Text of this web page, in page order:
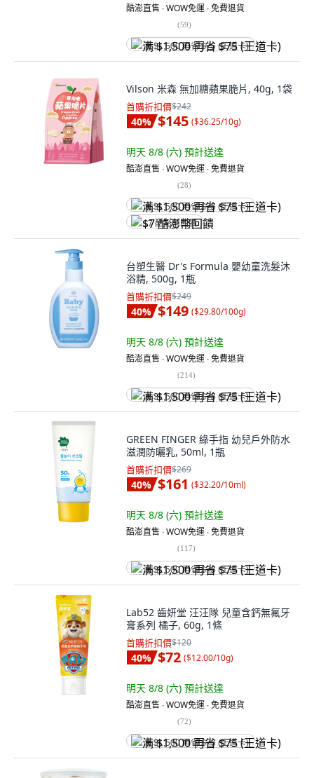
酷澎直售 ∙ WOW免運 ∙ 免費退貨
(59)
满 $1,500 再省 $75 (王道卡)
Vilson 米森 無加糖蘋果脆片, 40g, 1袋
首購折扣價$242
40% $145 ($36.25/10g)
明天 8/8 (六) 預計送達
酷澎直售 ∙ WOW免運 ∙ 免費退貨
(28)
满 $1,500 再省 $75 (王道卡)
$7 酷澎幣回饋
台塑生醫 Dr's Formula 嬰幼童洗髮沐
浴精, 500g, 1瓶
首購折扣價$249
40% $149 ($29.80/100g)
明天 8/8 (六) 預計送達
酷澎直售 ∙ WOW免運 ∙ 免費退貨
(214)
满 $1,500 再省 $75 (王道卡)
GREEN FINGER 綠手指 幼兒戶外防水
滋潤防曬乳, 50ml, 1瓶
首購折扣價$269
40% $161 ($32.20/10ml)
明天 8/8 (六) 預計送達
酷澎直售 ∙ WOW免運 ∙ 免費退貨
(117)
满 $1,500 再省 $75 (王道卡)
Lab52 齒妍堂 汪汪隊 兒童含鈣無氟牙
膏系列 橘子, 60g, 1條
首購折扣價$120
40% $72 ($12.00/10g)
明天 8/8 (六) 預計送達
酷澎直售 ∙ WOW免運 ∙ 免費退貨
(72)
满 $1,500 再省 $75 (王道卡)